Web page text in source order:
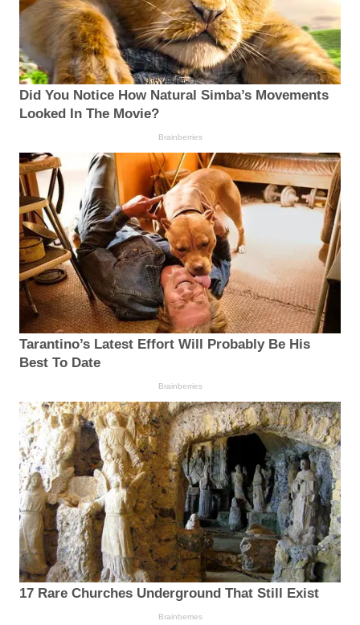
Did You Notice How Natural Simba’s Movements
Looked In The Movie?
Brainberries
Tarantino’s Latest Effort Will Probably Be His
Best To Date
Brainberries
17 Rare Churches Underground That Still Exist
Brainberries